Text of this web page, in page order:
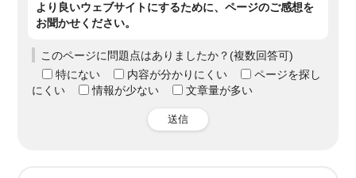
より良いウェブサイトにするために、ページのご感想を
お聞かせください。
このページに問題点はありましたか？(複数回答可)
特にない
内容が分かりにくい
ページを探し
にくい
情報が少ない 文章量が多い
送信